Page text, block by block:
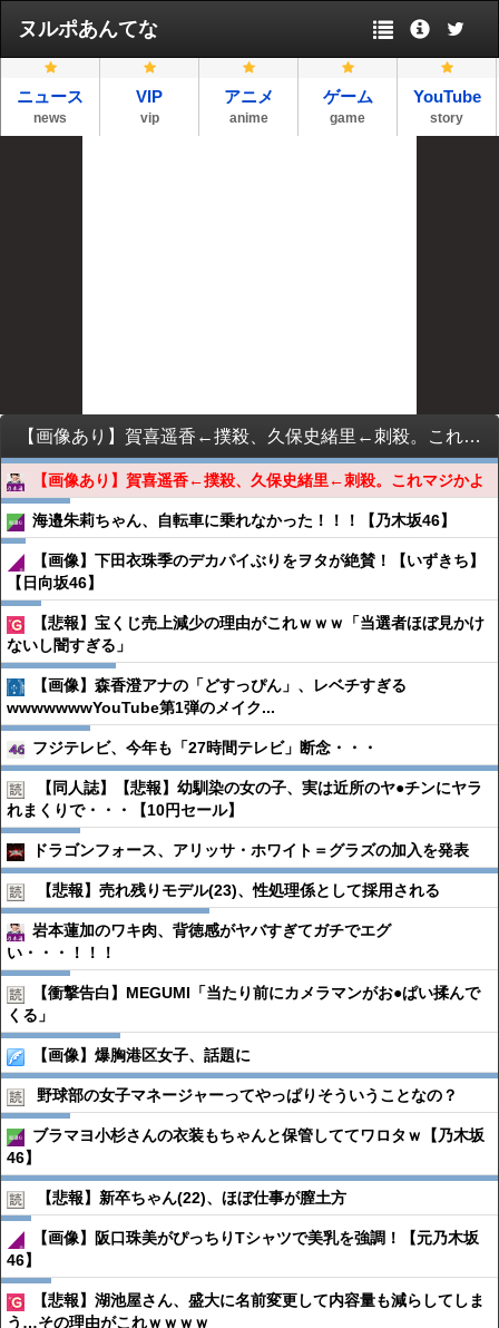
ヌルポあんてな
ニュース
news
VIP
vip
アニメ
anime
ゲーム
game
YouTube
story
【画像あり】賀喜遥香←撲殺、久保史緒里←刺殺。これマジかよ
【画像あり】賀喜遥香←撲殺、久保史緒里←刺殺。これマジかよ
海邉朱莉ちゃん、自転車に乗れなかった！！！【乃木坂46】
【画像】下田衣珠季のデカパイぶりをヲタが絶賛！【いずきち】
【日向坂46】
【悲報】宝くじ売上減少の理由がこれｗｗｗ「当選者ほぼ見かけ
ないし闇すぎる」
【画像】森香澄アナの「どすっぴん」、レベチすぎる
wwwwwwwYouTube第1弾のメイク...
フジテレビ、今年も「27時間テレビ」断念・・・
【同人誌】【悲報】幼馴染の女の子、実は近所のヤ●︎チンにヤラ
れまくりで・・・【10円セール】
ドラゴンフォース、アリッサ・ホワイト＝グラズの加入を発表
【悲報】売れ残りモデル(23)、性処理係として採用される
岩本蓮加のワキ肉、背徳感がヤバすぎてガチでエグ
い・・・！！！
【衝撃告白】MEGUMI「当たり前にカメラマンがお●ぱい揉んで
くる」
【画像】爆胸港区女子、話題に
野球部の女子マネージャーってやっぱりそういうことなの？
ブラマヨ小杉さんの衣装もちゃんと保管しててワロタｗ【乃木坂
46】
【悲報】新卒ちゃん(22)、ほぼ仕事が膣土方
【画像】阪口珠美がぴっちりTシャツで美乳を強調！【元乃木坂
46】
【悲報】湖池屋さん、盛大に名前変更して内容量も減らしてしま
う…その理由がこれｗｗｗｗ